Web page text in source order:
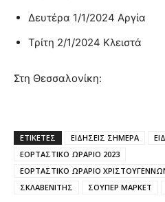
Δευτέρα 1/1/2024 Αργία
Τρίτη 2/1/2024 Κλειστά
Στη Θεσσαλονίκη:
ΕΤΙΚΈΤΕΣ ΕΙΔΗΣΕΙΣ ΣΗΜΕΡΑ
ΕΟΡΤΑΣΤΙΚΟ ΩΡΑΡΙΟ 2023
ΕΟΡΤΑΣΤΙΚΟ ΩΡΑΡΙΟ
ΣΚΛΑΒΕΝΙΤΗΣ
ΣΟΥΠΕΡ ΜΑΡΚΕΤ